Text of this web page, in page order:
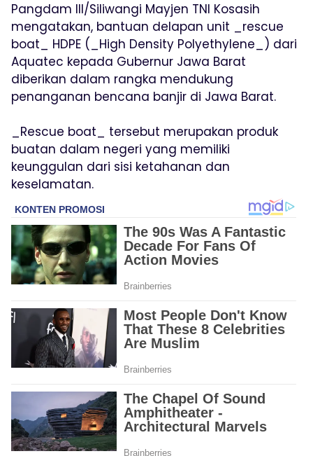
Pangdam III/Siliwangi Mayjen TNI Kosasih
mengatakan, bantuan delapan unit _rescue
boat_ HDPE (_High Density Polyethylene_) dari
Aquatec kepada Gubernur Jawa Barat
diberikan dalam rangka mendukung
penanganan bencana banjir di Jawa Barat.
_Rescue boat_ tersebut merupakan produk
buatan dalam negeri yang memiliki
keunggulan dari sisi ketahanan dan
keselamatan.